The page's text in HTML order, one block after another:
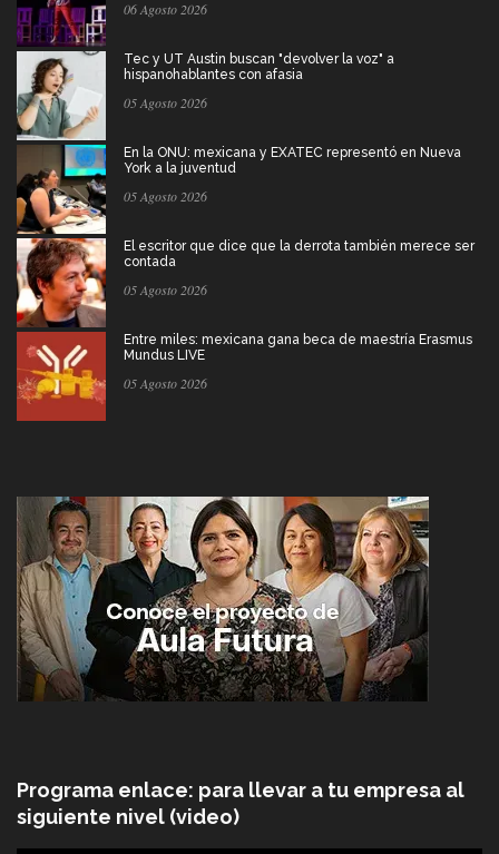
06 Agosto 2026
Tec y UT Austin buscan "devolver la voz" a
hispanohablantes con afasia
05 Agosto 2026
En la ONU: mexicana y EXATEC representó en Nueva
York a la juventud
05 Agosto 2026
El escritor que dice que la derrota también merece ser
contada
05 Agosto 2026
Entre miles: mexicana gana beca de maestría Erasmus
Mundus LIVE
05 Agosto 2026
Programa enlace: para llevar a tu empresa al
siguiente nivel (video)